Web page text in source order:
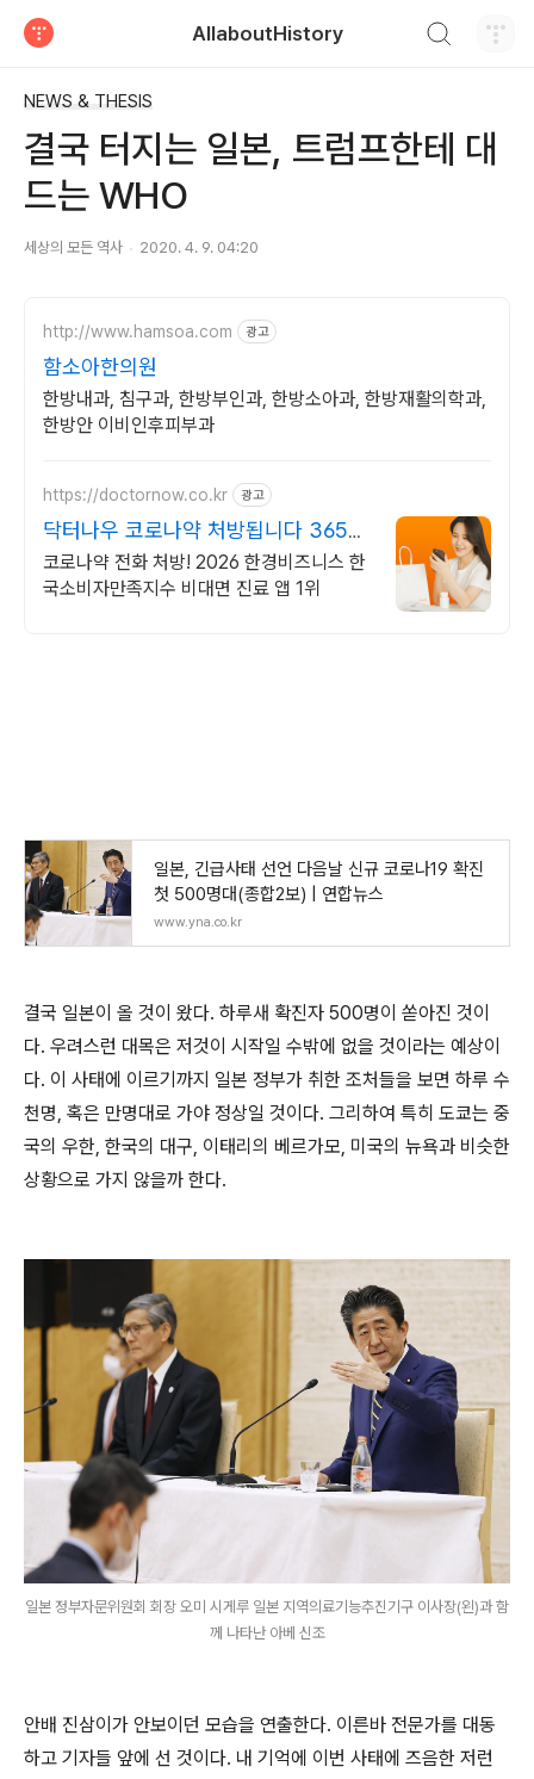
AllaboutHistory
NEWS & THESIS
결국 터지는 일본, 트럼프한테 대
드는 WHO
세상의 모든 역사 2020. 4. 9. 04:20
http://www.hamsoa.com 광고
함소아한의원
한방내과, 침구과, 한방부인과, 한방소아과, 한방재활의학과,
한방안 이비인후피부과
https://doctornow.co.kr 광고
닥터나우 코로나약 처방됩니다 365일
24시간 진료가능
코로나약 전화 처방! 2026 한경비즈니스 한
국소비자만족지수 비대면 진료 앱 1위
일본, 긴급사태 선언 다음날 신규 코로나19 확진
첫 500명대(종합2보) | 연합뉴스
www.yna.co.kr
결국 일본이 올 것이 왔다. 하루새 확진자 500명이 쏟아진 것이
다. 우려스런 대목은 저것이 시작일 수밖에 없을 것이라는 예상이
다. 이 사태에 이르기까지 일본 정부가 취한 조처들을 보면 하루 수
천명, 혹은 만명대로 가야 정상일 것이다. 그리하여 특히 도쿄는 중
국의 우한, 한국의 대구, 이태리의 베르가모, 미국의 뉴욕과 비슷한
상황으로 가지 않을까 한다.
일본 정부자문위원회 회장 오미 시게루 일본 지역의료기능추진기구 이사장(왼)과 함
께 나타난 아베 신조
안배 진삼이가 안보이던 모습을 연출한다. 이른바 전문가를 대동
하고 기자들 앞에 선 것이다. 내 기억에 이번 사태에 즈음한 저런